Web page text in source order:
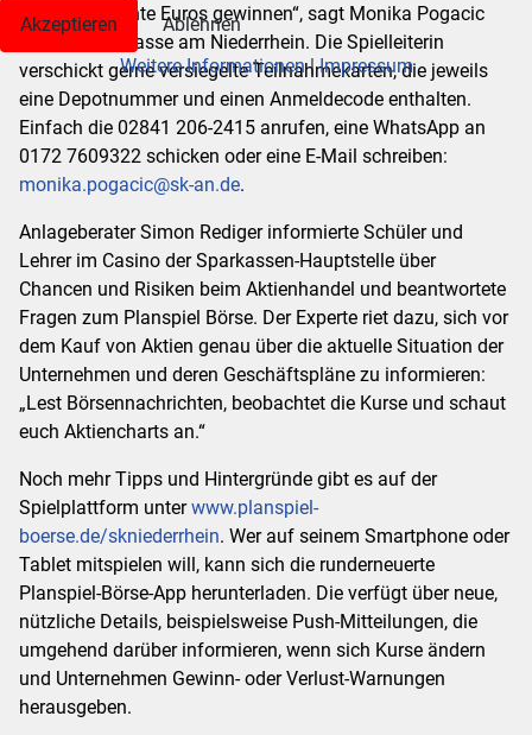
bis zu 500 echte Euros gewinnen“, sagt Monika Pogacic
von der Sparkasse am Niederrhein. Die Spielleiterin
verschickt gerne versiegelte Teilnahmekarten, die jeweils
eine Depotnummer und einen Anmeldecode enthalten.
Einfach die 02841 206-2415 anrufen, eine WhatsApp an
0172 7609322 schicken oder eine E-Mail schreiben:
monika.pogacic@sk-an.de.
Anlageberater Simon Rediger informierte Schüler und
Lehrer im Casino der Sparkassen-Hauptstelle über
Chancen und Risiken beim Aktienhandel und beantwortete
Fragen zum Planspiel Börse. Der Experte riet dazu, sich vor
dem Kauf von Aktien genau über die aktuelle Situation der
Unternehmen und deren Geschäftspläne zu informieren:
„Lest Börsennachrichten, beobachtet die Kurse und schaut
euch Aktiencharts an.“
Noch mehr Tipps und Hintergründe gibt es auf der
Spielplattform unterwww.planspiel-
boerse.de/skniederrhein. Wer auf seinem Smartphone oder
Tablet mitspielen will, kann sich die runderneuerte
Planspiel-Börse-App herunterladen. Die verfügt über neue,
nützliche Details, beispielsweise Push-Mitteilungen, die
umgehend darüber informieren, wenn sich Kurse ändern
und Unternehmen Gewinn- oder Verlust-Warnungen
herausgeben.
Akzeptieren
Ablehnen
Weitere Informationen|Impressum